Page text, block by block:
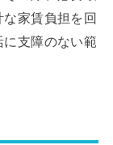
家賃負担を回
支障のない範